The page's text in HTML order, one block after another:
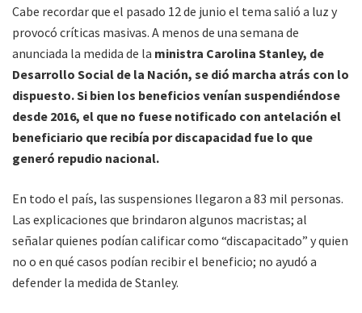
Cabe recordar que el pasado 12 de junio el tema salió a luz y
provocó críticas masivas. A menos de una semana de
anunciada la medida de la ministra Carolina Stanley, de
Desarrollo Social de la Nación, se dió marcha atrás con lo
dispuesto. Si bien los beneficios venían suspendiéndose
desde 2016, el que no fuese notificado con antelación el
beneficiario que recibía por discapacidad fue lo que
generó repudio nacional.
En todo el país, las suspensiones llegaron a 83 mil personas.
Las explicaciones que brindaron algunos macristas; al
señalar quienes podían calificar como “discapacitado” y quien
no o en qué casos podían recibir el beneficio; no ayudó a
defender la medida de Stanley.